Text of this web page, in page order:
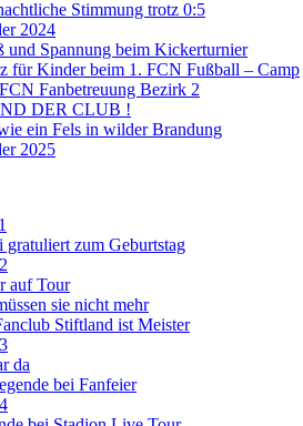
Stimmung trotz 0:5
2024
und Spannung beim Kickerturnier
für Kinder beim 1. FCN Fußball – Camp
Fanbetreuung Bezirk 2
DER CLUB !
ein Fels in wilder Brandung
2025
zum Geburtstag
auf Tour
sie nicht mehr
Stiftland ist Meister
da
bei Fanfeier